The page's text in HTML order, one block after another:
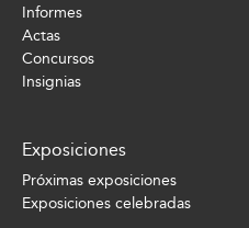
Informes
Actas
Concursos
Insignias
Exposiciones
Próximas exposiciones
Exposiciones celebradas